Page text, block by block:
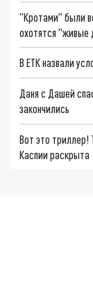
"Кротами" были
охотятся "живые
В ЕТК назвали
Даня с Дашей
закончились
Вот это триллер!
Каспии раскрыта